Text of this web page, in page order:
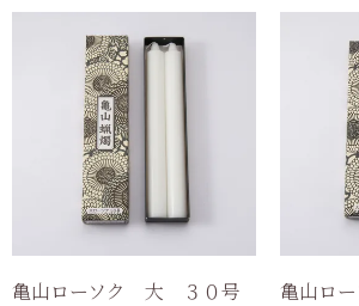
亀山ローソク 大 ３０号 亀山ロ